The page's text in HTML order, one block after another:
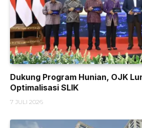
Dukung Program Hunian, OJK
Optimalisasi SLIK
7 JULI 2026